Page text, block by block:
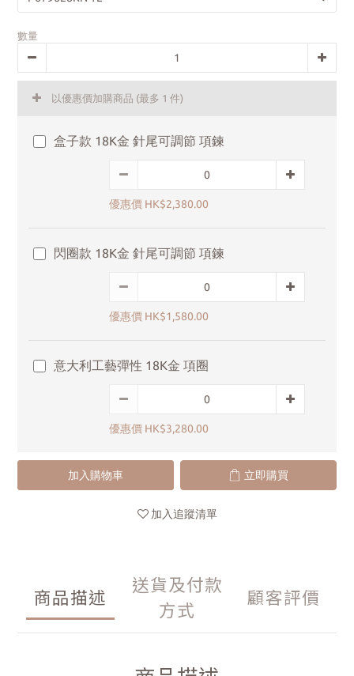
數量
以優惠價加購商品 (最多 1 件)
盒子款 18K金 針尾可調節 項鍊
優惠價 HK$2,380.00
閃圈款 18K金 針尾可調節 項鍊
優惠價 HK$1,580.00
意大利工藝彈性 18K金 項圈
優惠價 HK$3,280.00
加入購物車 立即購買
加入追蹤清單
商品描述
送貨及付款
方式
顧客評價